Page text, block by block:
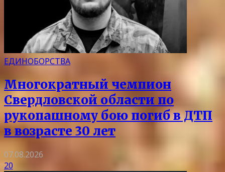
ЕДИНОБОРСТВА
Многократный чемпион
Свердловской области по
рукопашному бою погиб в ДТП
в возрасте 30 лет
07.08.2026
20